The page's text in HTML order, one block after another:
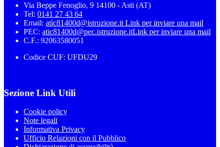
Via Beppe Fenoglio, 9 14100 - Asti (AT)
Tel: 0141 27 43 64
Email: atic81400d@istruzione.it Link per inviare una mail
PEC: atic81400d@pec.istruzione.itLink per inviare una mail
C.F.: 92063580051
Codice CUF: UFDU29
Sezione Link Utili
Cookie policy
Note legali
Informativa Privacy
Ufficio Relazioni con il Pubblico